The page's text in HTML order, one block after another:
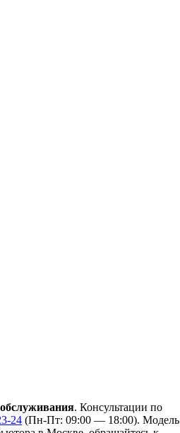
. Консультации по
24 (Пн-Пт: 09:00 — 18:00). Модель